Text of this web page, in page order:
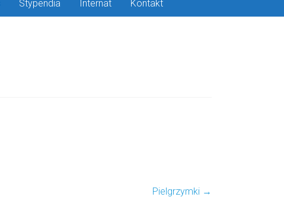
Stypendia Internat Kontakt
Pielgrzymki →